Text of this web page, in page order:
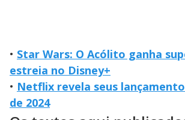
• Star Wars: O Acólito ganha
estreia no Disney+
• Netflix revela seus
de 2024